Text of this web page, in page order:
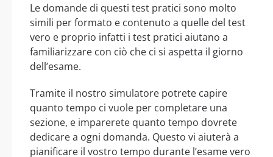
Le domande di questi test pratici sono molto
simili per formato e contenuto a quelle del test
vero e proprio infatti i test pratici aiutano a
familiarizzare con ciò che ci si aspetta il giorno
dell’esame.
Tramite il nostro simulatore potrete capire
quanto tempo ci vuole per completare una
sezione, e imparerete quanto tempo dovrete
dedicare a ogni domanda. Questo vi aiuterà a
pianificare il vostro tempo durante l’esame vero